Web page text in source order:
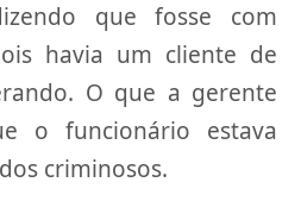
que fosse com
havia um cliente de
O que a gerente
o funcionário estava
criminosos.